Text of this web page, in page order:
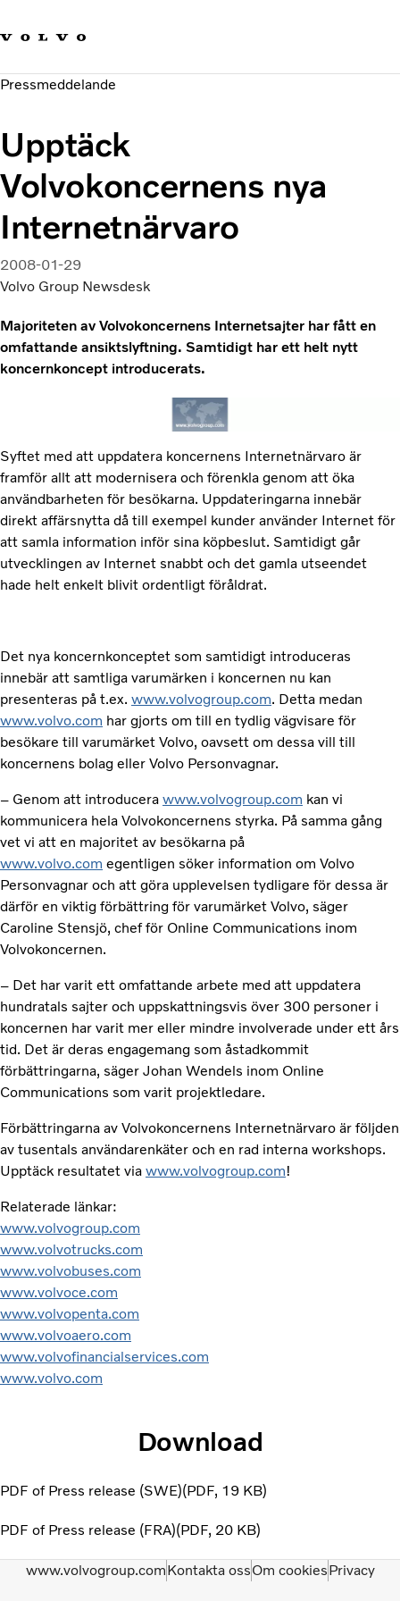
Hållbara transporter
Investerare
Pressmeddelande
Upptäck
Volvokoncernens nya
Internetnärvaro
2008-01-29
Volvo Group Newsdesk
Majoriteten av Volvokoncernens Internetsajter har fått en
omfattande ansiktslyftning. Samtidigt har ett helt nytt
koncernkoncept introducerats.
Syftet med att uppdatera koncernens Internetnärvaro är
framför allt att modernisera och förenkla genom att öka
användbarheten för besökarna. Uppdateringarna innebär
direkt affärsnytta då till exempel kunder använder Internet för
att samla information inför sina köpbeslut. Samtidigt går
utvecklingen av Internet snabbt och det gamla utseendet
hade helt enkelt blivit ordentligt föråldrat.
Det nya koncernkonceptet som samtidigt introduceras
innebär att samtliga varumärken i koncernen nu kan
presenteras på t.ex. www.volvogroup.com. Detta medan
www.volvo.com har gjorts om till en tydlig vägvisare för
besökare till varumärket Volvo, oavsett om dessa vill till
koncernens bolag eller Volvo Personvagnar.
– Genom att introducera www.volvogroup.com kan vi
kommunicera hela Volvokoncernens styrka. På samma gång
vet vi att en majoritet av besökarna på
www.volvo.com egentligen söker information om Volvo
Personvagnar och att göra upplevelsen tydligare för dessa är
därför en viktig förbättring för varumärket Volvo, säger
Caroline Stensjö, chef för Online Communications inom
Volvokoncernen.
– Det har varit ett omfattande arbete med att uppdatera
hundratals sajter och uppskattningsvis över 300 personer i
koncernen har varit mer eller mindre involverade under ett års
tid. Det är deras engagemang som åstadkommit
förbättringarna, säger Johan Wendels inom Online
Communications som varit projektledare.
Förbättringarna av Volvokoncernens Internetnärvaro är följden
av tusentals användarenkäter och en rad interna workshops.
Upptäck resultatet via www.volvogroup.com!
Relaterade länkar:
www.volvogroup.com
www.volvotrucks.com
www.volvobuses.com
www.volvoce.com
www.volvopenta.com
www.volvoaero.com
www.volvofinancialservices.com
www.volvo.com
Download
PDF of Press release (SWE) PDF 19 KB
PDF of Press release (FRA) PDF 20 KB
www.volvogroup.comKontakta ossOm cookiesPrivacy